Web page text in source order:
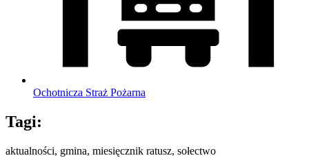
Ochotnicza Straż Pożarna
Tagi:
aktualności, gmina, miesięcznik ratusz, sołectwo